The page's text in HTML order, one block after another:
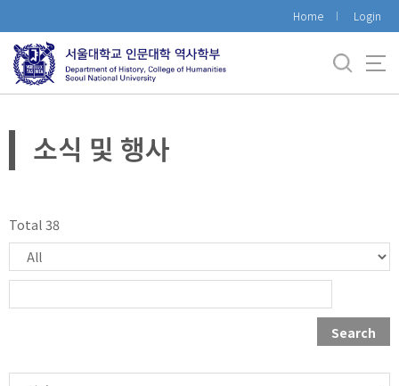
로
메
Home Login
소식 및 행사
Total 38
Search